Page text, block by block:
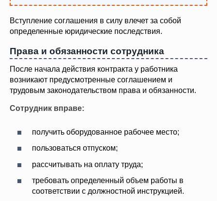
Вступление соглашения в силу влечет за собой
определенные юридические последствия.
Права и обязанности сотрудника
После начала действия контракта у работника
возникают предусмотренные соглашением и
трудовым законодательством права и обязанности.
Сотрудник вправе:
получить оборудованное рабочее место;
пользоваться отпуском;
рассчитывать на оплату труда;
требовать определенный объем работы в
соответствии с должностной инструкцией.